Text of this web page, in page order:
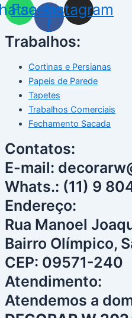
Facebook-
f
Instagram
Trabalhos:
Cortinas e Persianas
Papeis de Parede
Tapetes
Trabalhos Comerciais
Fechamento Sacada
Contatos:
E-mail:
Whats.: (11) 9
Endereço:
Rua Manoel
Bairro Olímpico,
CEP: 09571-240
Atendimento:
Atendemos a